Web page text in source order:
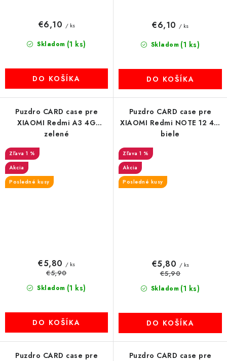
Skladom (1 ks)
€6,10 / ks
DO KOŠÍKA
Skladom (1 ks)
€6,10 / ks
DO KOŠÍKA
Puzdro CARD case pre
XIAOMI Redmi A3 4G
zelené
1 %
Akcia
Posledné kusy
Skladom (1 ks)
€5,80 / ks
€5,90
DO KOŠÍKA
Puzdro CARD case pre
XIAOMI Redmi NOTE 12 4G
biele
1 %
Akcia
Posledné kusy
Skladom (1 ks)
€5,80 / ks
€5,90
DO KOŠÍKA
Puzdro CARD case pre
Puzdro CARD case pre